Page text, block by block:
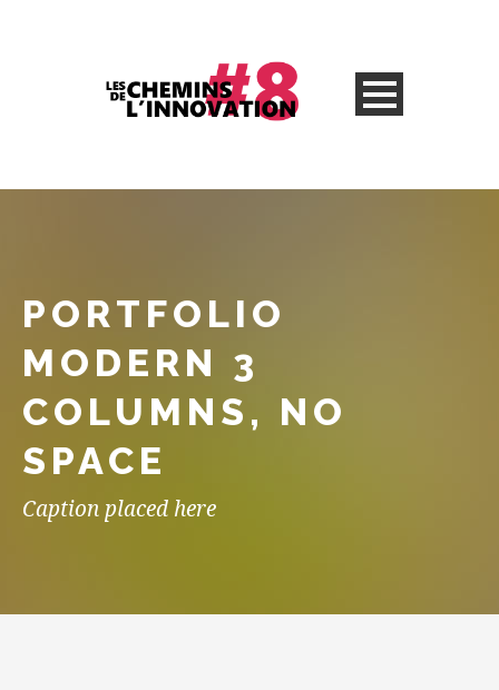
PORTFOLIO
MODERN 3
COLUMNS, NO
SPACE
Caption placed here